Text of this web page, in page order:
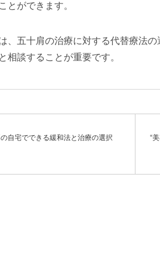
とができます。
、五十肩の治療に対する代替療法
相談することが重要です。
自宅でできる緩和法と治療の選択
“